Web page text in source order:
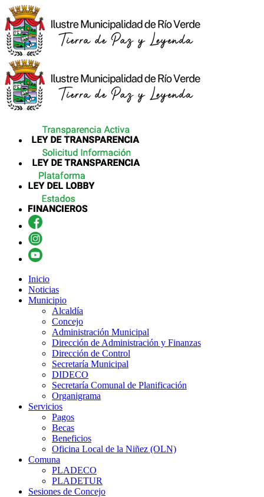
Inicio
Noticias
Municipio
Alcaldía
Concejo
Administración Municipal
Dirección de Administración y Finanzas
Dirección de Control
Secretaría Municipal
DIDECO
Secretaría Comunal de Planificación
Organigrama
Servicios
Pagos
Becas
Beneficios
Oficina Local de la Niñez (OLN)
Comuna
PLADECO
PLADETUR
Sesiones de Concejo